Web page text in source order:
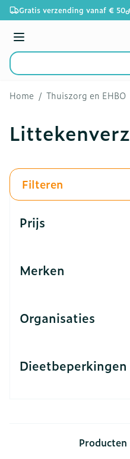
Ga naar de inhoud
Gratis verzending vanaf € 50
Menu
Product, merk, categorie...
Home / Thuiszorg en EHBO
Filteren
Prijs
Merken
Organisaties
Dieetbeperkingen
Producten